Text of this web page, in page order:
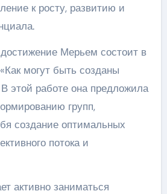
к росту, развитию и
Мерьем состоит в
могут быть созданы
этой работе она предложила
групп,
создание оптимальных
потока и
активно заниматься